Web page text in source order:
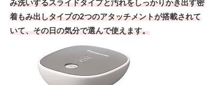
み洗いするスライドタイプと汚れをしっかりかき出す密
着もみ出しタイプの2つのアタッチメントが搭載されて
いて、その日の気分で選んで使えます。